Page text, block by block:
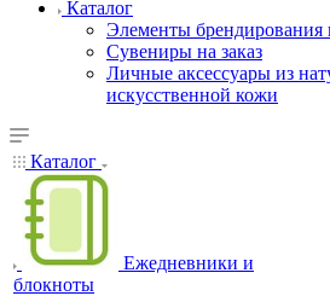
Каталог
Элементы брендирования
Сувениры на заказ
Личные аксессуары из
искусственной кожи
Каталог
Ежедневники и
блокноты